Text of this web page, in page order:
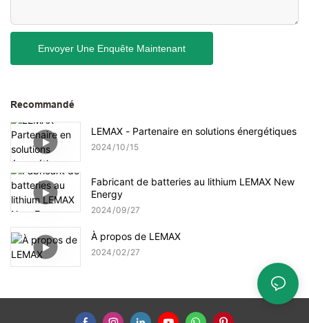
Envoyer Une Enquête Maintenant
Recommandé
LEMAX - Partenaire en solutions énergétiques
2024 10 15
Fabricant de batteries au lithium LEMAX New
Energy
2024 09 27
À propos de LEMAX
2024 02 27